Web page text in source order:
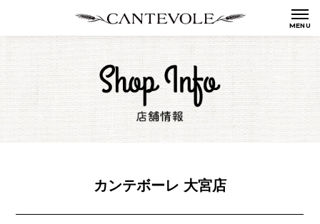
カンテボーレ 大宮店